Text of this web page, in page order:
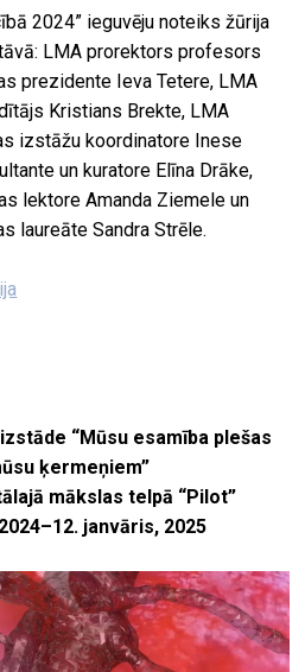
2024” ieguvēju noteiks žūrija
LMA prorektors profesors
prezidente Ieva Tetere, LMA
Kristians Brekte, LMA
izstāžu koordinatore Inese
un kuratore Elīna Drāke,
lektore Amanda Ziemele un
laureāte Sandra Strēle.
“Mūsu esamība plešas
ķermeņiem”
mākslas telpā “Pilot”
–12. janvāris, 2025